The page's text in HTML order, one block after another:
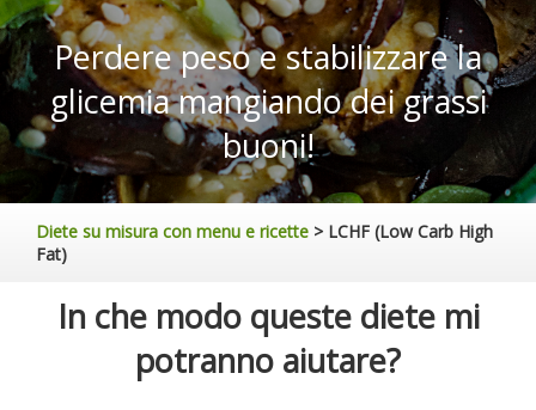
Perdere peso e stabilizzare la
glicemia mangiando dei grassi
buoni!
Diete su misura con menu e ricette > LCHF (Low Carb High
Fat)
In che modo queste diete mi
potranno aiutare?